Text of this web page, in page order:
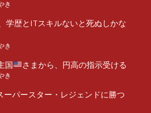
き
学歴とITスキルないと死ぬしかな
き
国 さまから、円高の指示受ける
き
ーパースター・レジェンドに勝つ